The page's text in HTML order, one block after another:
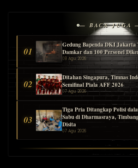
— BACA JUGA
01
Gedung Bapenda DKI
Damkar dan 100 Personel
08 Agu 2026
02
Ditahan Singapura, Timnas
Semifinal Piala AFF 2026
07 Agu 2026
03
Tiga Pria Ditangkap Polisi
Sabu di Dharmasraya,
Disita
07 Agu 2026